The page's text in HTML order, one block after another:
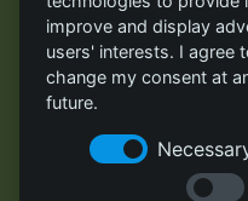
improve and display
users' interests. I agree
change my consent at
future.